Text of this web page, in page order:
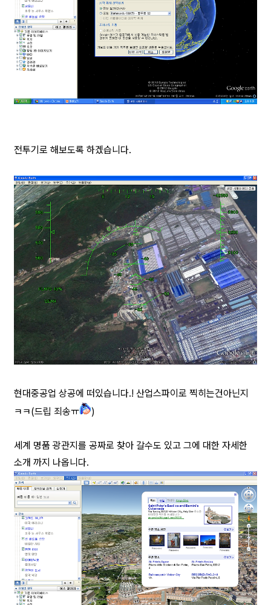
전투기로 해보도록 하겠습니다.
현대중공업 상공에 떠있습니다.! 산업스파이로 찍히는건아닌지
ㅋㅋ(드립 죄송ㅠ
)
세계 명품 광관지를 공짜로 찾아 갈수도 있고 그에 대한 자세한
소개 까지 나옵니다.